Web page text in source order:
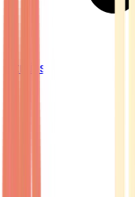
Strains